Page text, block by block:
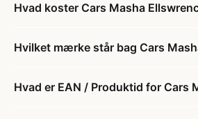
Hvad koster Cars Masha
Hvilket mærke står bag Cars
Hvad er EAN / Produktid for Cars